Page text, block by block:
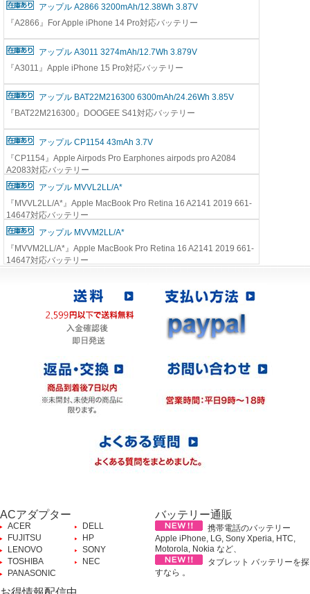
アップル A2866 3200mAh/12.38Wh 3.87V
『A2866』For Apple iPhone 14 Pro対応バッテリー
アップル A3011 3274mAh/12.7Wh 3.879V
『A3011』Apple iPhone 15 Pro対応バッテリー
アップル BAT22M216300 6300mAh/24.26Wh 3.85V
『BAT22M216300』DOOGEE S41対応バッテリー
アップル CP1154 43mAh 3.7V
『CP1154』Apple Airpods Pro Earphones airpods pro A2084
A2083対応バッテリー
アップル MVVL2LL/A*
『MVVL2LL/A*』Apple MacBook Pro Retina 16 A2141 2019 661-
14647対応バッテリー
アップル MVVM2LL/A*
『MVVM2LL/A*』Apple MacBook Pro Retina 16 A2141 2019 661-
14647対応バッテリー
ACアダプター
ACER
DELL
FUJITSU
HP
LENOVO
SONY
TOSHIBA
NEC
PANASONIC
バッテリー通販
携帯電話のバッテリー
Apple iPhone, LG, Sony Xperia, HTC,
Motorola, Nokia など、
タブレット バッテリーを探
すなら 。